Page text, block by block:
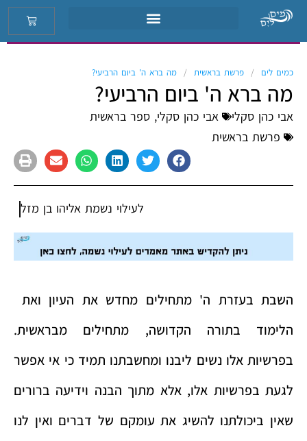
כמים לים פרשת בראשית מה ברא ה' ביום הרביעי?
מה ברא ה' ביום הרביעי?
אבי כהן סקלי אבי כהן סקלי, ספר בראשית
פרשת בראשית
לעילוי נשמת אליהו בן מזל
השבת בעזרת ה' מתחילים מחדש את העיון ואת
הלימוד בתורה הקדושה, מתחילים מבראשית.
בפרשיות אלו נשים ליבנו ומחשבתנו תמיד כי אי אפשר
לגעת בפרשיות אלו, אלא מתוך הבנה וידיעה ברורים
שאין ביכולתנו להשיג את עומקם של דברים ואין לנו